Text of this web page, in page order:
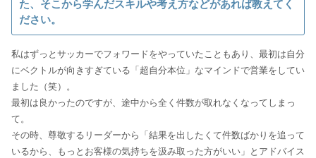
た、そこから学んだスキルや考え方などがあれば教えてく
ださい。
私はずっとサッカーでフォワードをやっていたこともあり、最初は自分
にベクトルが向きすぎている「超自分本位」なマインドで営業をしてい
ました（笑）。
最初は良かったのですが、途中から全く件数が取れなくなってしまっ
て。
その時、尊敬するリーダーから「結果を出したくて件数ばかりを追って
いるから、もっとお客様の気持ちを汲み取った方がいい」とアドバイス